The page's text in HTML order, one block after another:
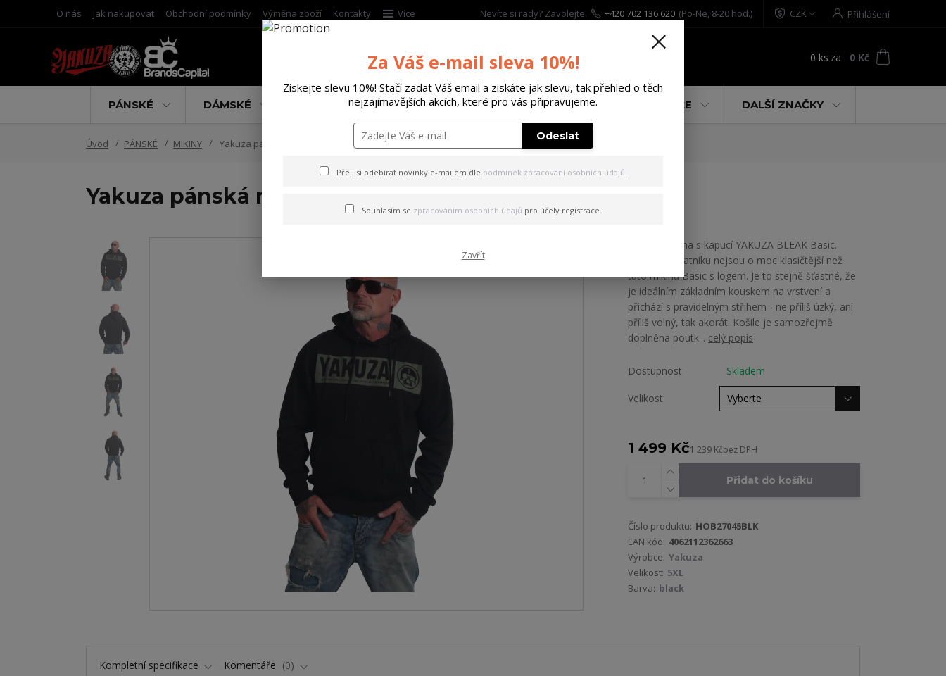
O nás Jak nakupovat Obchodní podmínky Výměna zboží Kontakty Více CZK Přihlášení
Nevíte si rady? Zavolejte. +420 702 136 620 (Po-Ne, 8-20 hod.)
0 ks za 0 Kč
PÁNSKÉ DÁMSKÉ DOPLŇKY DÁRKOVÉ POUKAZY % AKCE DALŠÍ ZNAČKY
Úvod PÁNSKÉ MIKINY Yakuza pánská mikina s kapucí Bleak Basic Hoodie
Yakuza pánská mikina s kapucí Bleak Basic Hoodie
Pánská mikina s kapucí YAKUZA BLEAK Basic.
Sponky do šatníku nejsou o moc klasičtější než
tato mikina Basic s logem. Je to stejně šťastné, že
je ideálním základním kouskem na vrstvení a
přichází s pravidelným střihem - ne příliš úzký, ani
příliš volný, tak akorát. Košile je samozřejmě
doplněna poutk... celý popis
Dostupnost Skladem
Velikost
1 499 Kč1 239 Kčbez DPH
Přidat do košíku
Číslo produktu: HOB27045BLK
EAN kód: 4062112362663
Výrobce: Yakuza
Velikost: 5XL
Barva: black
Kompletní specifikace Komentáře 0
Za Váš e-mail sleva 10%!
Získejte slevu 10%! Stačí zadat Váš email a ziskáte jak slevu, tak přehled o těch
nejzajímavějších akcích, které pro vás připravujeme.
Odeslat
Přeji si odebírat novinky e-mailem dle podmínek zpracování osobních údajů.
Souhlasím se zpracováním osobních údajů pro účely registrace.
Zavřít